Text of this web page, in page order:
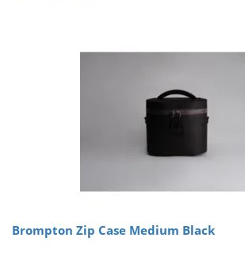
Brompton Zip Case Medium Black